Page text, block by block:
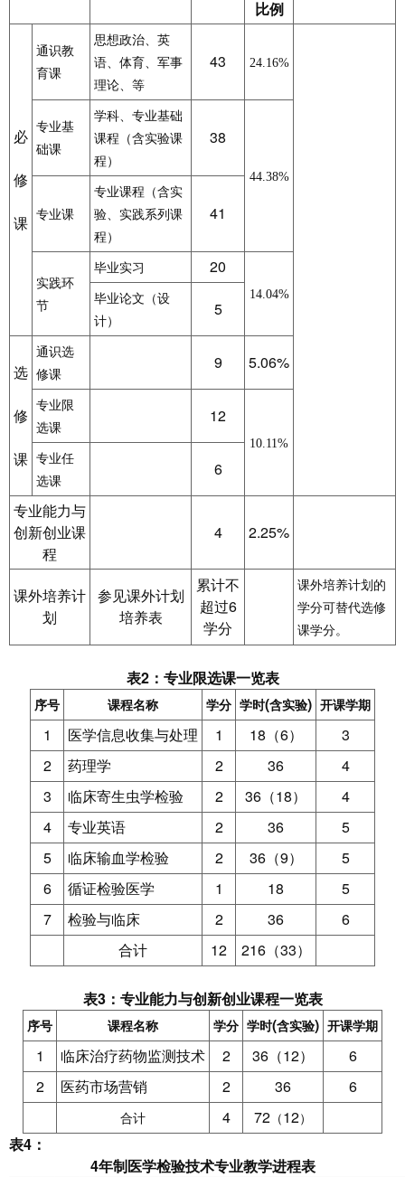
比例
必
修
课
通识教
育课
思想政治、英
语、体育、军事
理论、等
43 24.16%
专业基
础课
学科、专业基础
课程（含实验课
程）
38
44.38%
专业课
专业课程（含实
验、实践系列课
程）
41
实践环
节
毕业实习 20
14.04%
毕业论文（设
计）
5
选
修
课
通识选
修课
9 5.06%
专业限
选课
12
10.11%
专业任
选课
6
专业能力与
创新创业课
程
4 2.25%
课外培养计
划
参见课外计划
培养表
累计不
超过6
学分
课外培养计划的
学分可替代选修
课学分。
表2：专业限选课一览表
序号 课程名称 学分 学时(含实验) 开课学期
1 医学信息收集与处理 1 18 （6）
3
2
药理学 2 36
4
3
临床寄生虫学检验 2 36 （18）
4
4
专业英语 2 36
5
5
临床输血学检验 2 36（9）
5
6
循证检验医学 1 18
5
7
检验与临床 2 36 6
合计 12 216（33）
表3：专业能力与创新创业课程一览表
序号 课程名称 学分 学时(含实验) 开课学期
1 临床治疗药物监测技术 2 36 （12）
6
2
医药市场营销 2 36 6
合计 4 72 （ 12）
表4：
4年制医学检验技术专业教学进程表